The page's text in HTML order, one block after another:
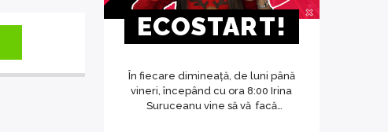
ECOSTART!
În fiecare dimineață, de luni până
vineri, începând cu ora 8:00 Irina
Suruceanu vine să vă facă